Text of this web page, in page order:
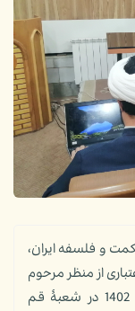
و فلسفه ایران،
از منظر مرحوم
علامه طباطبایی» در تاریخ هشتم اسفندماه 1402 در شعبۀ قم